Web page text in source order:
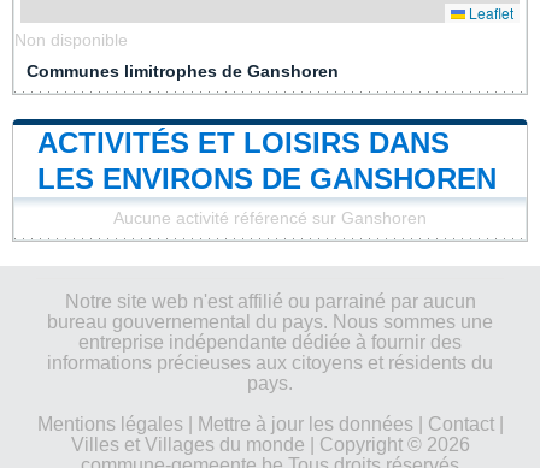
Leaflet
Non disponible
Communes limitrophes de Ganshoren
ACTIVITÉS ET LOISIRS DANS
LES ENVIRONS DE GANSHOREN
Aucune activité référencé sur Ganshoren
Notre site web n'est affilié ou parrainé par aucun
bureau gouvernemental du pays. Nous sommes une
entreprise indépendante dédiée à fournir des
informations précieuses aux citoyens et résidents du
pays.
Mentions légales| Mettre à jour les données| Contact|
Villes et Villages du monde | Copyright © 2026